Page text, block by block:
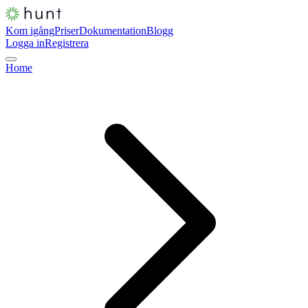
Kom igångPriserDokumentationBlogg
Logga inRegistrera
Home